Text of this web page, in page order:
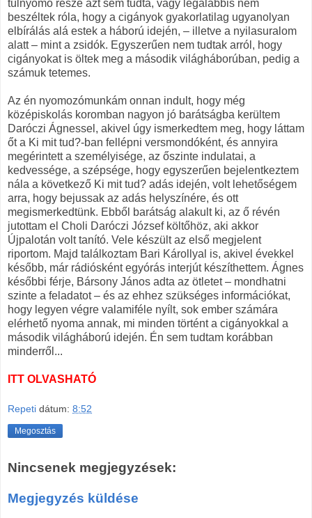
túlnyomó része azt sem tudta, vagy legalábbis nem
beszéltek róla, hogy a cigányok gyakorlatilag ugyanolyan
elbírálás alá estek a háború idején, – illetve a nyilasuralom
alatt – mint a zsidók. Egyszerűen nem tudtak arról, hogy
cigányokat is öltek meg a második világháborúban, pedig a
számuk tetemes.
Az én nyomozómunkám onnan indult, hogy még
középiskolás koromban nagyon jó barátságba kerültem
Daróczi Ágnessel, akivel úgy ismerkedtem meg, hogy láttam
őt a Ki mit tud?-ban fellépni versmondóként, és annyira
megérintett a személyisége, az őszinte indulatai, a
kedvessége, a szépsége, hogy egyszerűen bejelentkeztem
nála a következő Ki mit tud? adás idején, volt lehetőségem
arra, hogy bejussak az adás helyszínére, és ott
megismerkedtünk. Ebből barátság alakult ki, az ő révén
jutottam el Choli Daróczi József költőhöz, aki akkor
Újpalotán volt tanító. Vele készült az első megjelent
riportom. Majd találkoztam Bari Károllyal is, akivel évekkel
később, már rádiósként egyórás interjút készíthettem. Ágnes
későbbi férje, Bársony János adta az ötletet – mondhatni
szinte a feladatot – és az ehhez szükséges információkat,
hogy legyen végre valamiféle nyílt, sok ember számára
elérhető nyoma annak, mi minden történt a cigányokkal a
második világháború idején. Én sem tudtam korábban
minderről...
ITT OLVASHATÓ
Repeti dátum: 8:52
Megosztás
Nincsenek megjegyzések:
Megjegyzés küldése